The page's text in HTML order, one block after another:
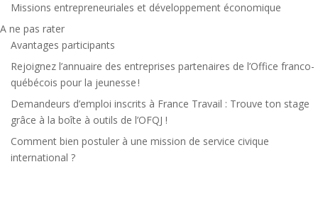
Missions entrepreneuriales et développement économique
A ne pas rater
Avantages participants
Rejoignez l’annuaire des entreprises partenaires de l’Office franco-
québécois pour la jeunesse !
Demandeurs d’emploi inscrits à France Travail : Trouve ton stage
grâce à la boîte à outils de l’OFQJ !
Comment bien postuler à une mission de service civique
international ?